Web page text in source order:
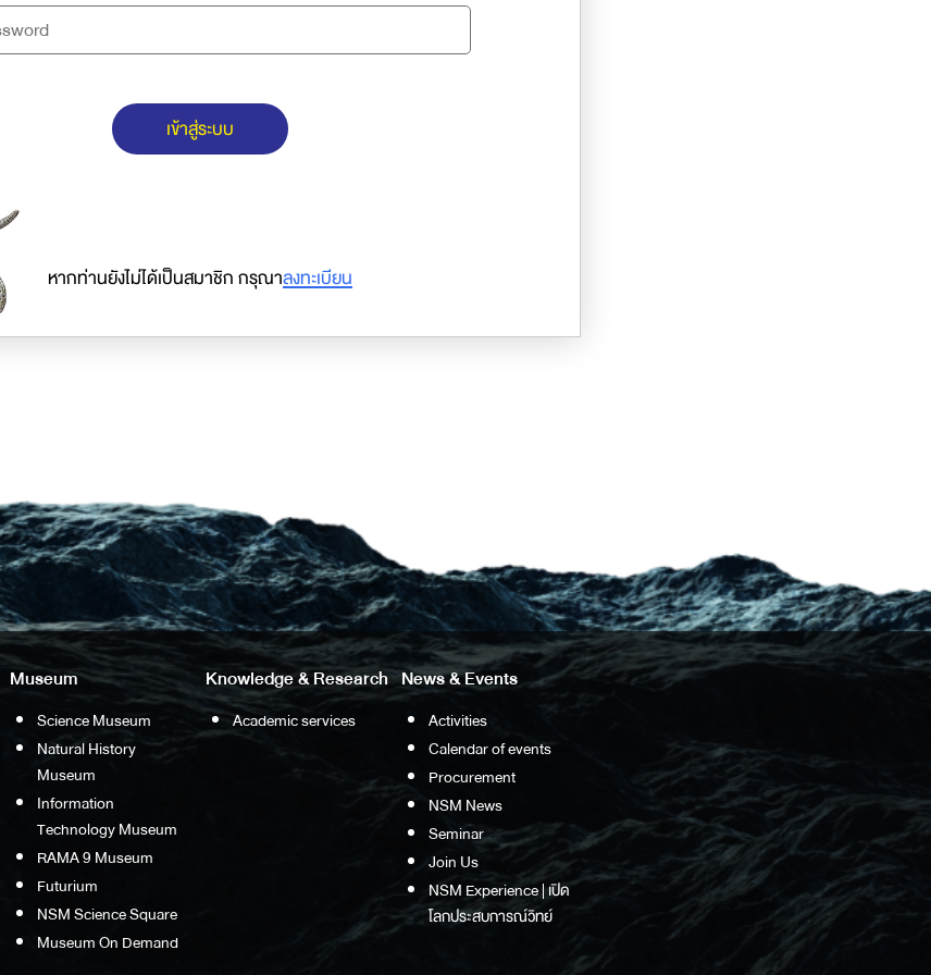
เข้าสู่ระบบ
หากท่านยังไม่ได้เป็นสมาชิก กรุณาลงทะเบียน
Museum
Science Museum
Natural History
Museum
Information
Technology Museum
RAMA 9 Museum
Futurium
NSM Science Square
Museum On Demand
Knowledge & Research
Academic services
News & Events
Activities
Calendar of events
Procurement
NSM News
Seminar
Join Us
NSM Experience | เปิด
โลกประสบการณ์วิทย์